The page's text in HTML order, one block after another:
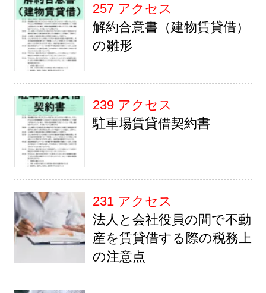
257 アクセス
解約合意書（建物賃貸借）
の雛形
239 アクセス
駐車場賃貸借契約書
231 アクセス
法人と会社役員の間で不動
産を賃貸借する際の税務上
の注意点